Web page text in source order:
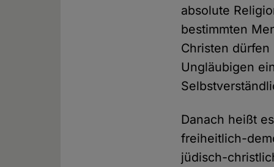
absolute
bestimmten
Christen
Ungläubigen
Danach heißt
freiheitlich-
jüdisch-